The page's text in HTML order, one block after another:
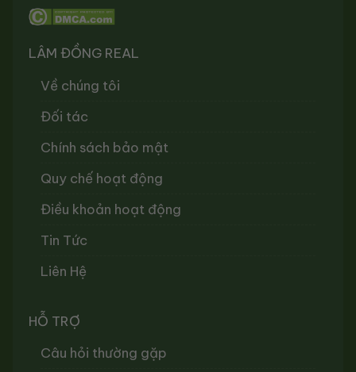
LÂM ĐỒNG REAL
Về chúng tôi
Đối tác
Chính sách bảo mật
Quy chế hoạt động
Điều khoản hoạt động
Tin Tức
Liên Hệ
HỖ TRỢ
Câu hỏi thường gặp